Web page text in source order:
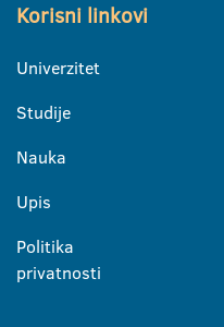
Korisni linkovi
Univerzitet
Studije
Nauka
Upis
Politika
privatnosti